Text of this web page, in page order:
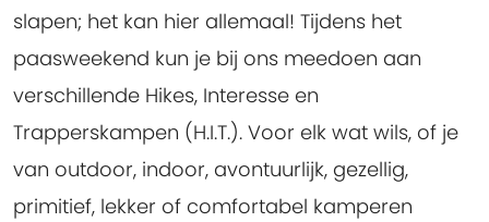
slapen; het kan hier allemaal! Tijdens het
paasweekend kun je bij ons meedoen aan
verschillende Hikes, Interesse en
Trapperskampen (H.I.T.). Voor elk wat wils, of je
van outdoor, indoor, avontuurlijk, gezellig,
primitief, lekker of comfortabel kamperen